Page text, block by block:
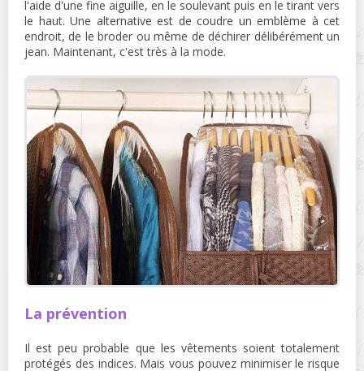
l'aide d'une fine aiguille, en le soulevant puis en le tirant vers
le haut. Une alternative est de coudre un emblème à cet
endroit, de le broder ou même de déchirer délibérément un
jean. Maintenant, c'est très à la mode.
La prévention
Il est peu probable que les vêtements soient totalement
protégés des indices. Mais vous pouvez minimiser le risque